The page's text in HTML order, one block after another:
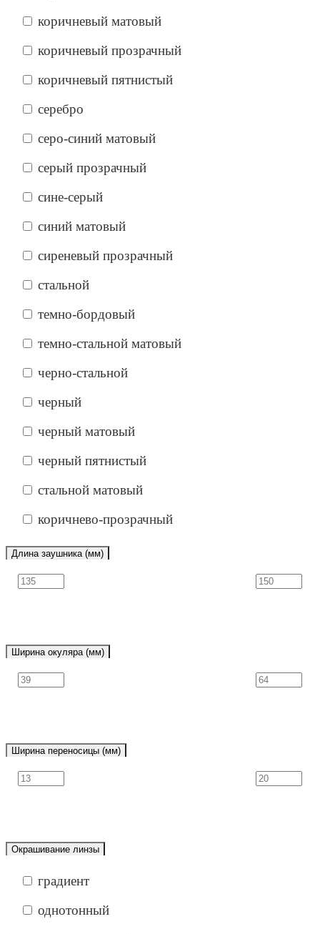
коричневый матовый
коричневый прозрачный
коричневый пятнистый
серебро
серо-синий матовый
серый прозрачный
сине-серый
синий матовый
сиреневый прозрачный
стальной
темно-бордовый
темно-стальной матовый
черно-стальной
черный
черный матовый
черный пятнистый
стальной матовый
коричнево-прозрачный
Длина заушника (мм)
Ширина окуляра (мм)
Ширина переносицы (мм)
Окрашивание линзы
градиент
однотонный